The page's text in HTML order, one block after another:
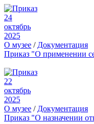
24
октябрь
2025
О музее / Документация
Приказ "О применении
22
октябрь
2025
О музее / Документация
Приказ "О назначении